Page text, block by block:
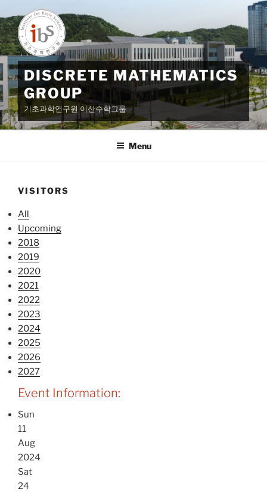
to
content
DISCRETE MATHEMATICS
GROUP
기초과학연구원 이산수학그룹
Menu
VISITORS
All
Upcoming
2018
2019
2020
2021
2022
2023
2024
2025
2026
2027
Event Information:
Sun
11
Aug
2024
Sat
24